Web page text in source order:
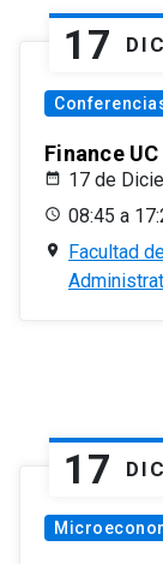
17 DIC
Finance
17 de
08:45 a
Facultad
17 DIC